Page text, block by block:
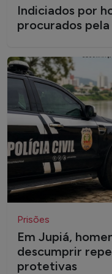
Indiciados por
procurados
Prisões
Em Jupiá,
descumprir
protetivas